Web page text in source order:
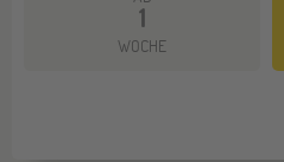
1
WOCHE